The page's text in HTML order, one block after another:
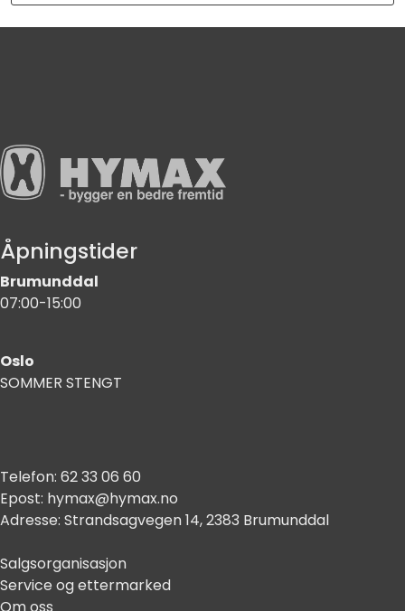
Åpningstider
Brumunddal
07:00-15:00
Oslo
SOMMER STENGT
Telefon: 62 33 06 60
Epost: hymax@hymax.no
Adresse: Strandsagvegen 14, 2383 Brumunddal
Salgsorganisasjon
Service og ettermarked